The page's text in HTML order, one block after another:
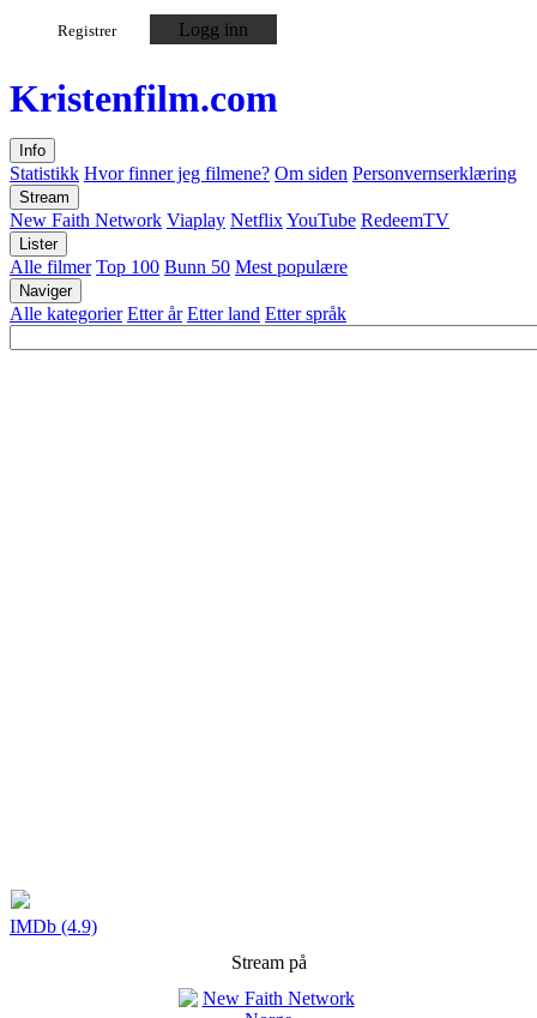
Registrer Logg inn
Kristenfilm.com
Info
Statistikk Hvor finner jeg filmene? Om siden Personvernserklæring
Stream
New Faith Network Viaplay NetflixYouTube RedeemTV
Lister
Alle filmer Top 100 Bunn 50 Mest populære
Naviger
Alle kategorier Etter år Etter land Etter språk
IMDb (4.9)
Stream på